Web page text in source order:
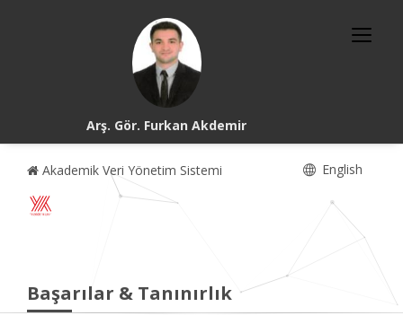
Arş. Gör. Furkan Akdemir
Akademik Veri Yönetim Sistemi English
Başarılar & Tanınırlık